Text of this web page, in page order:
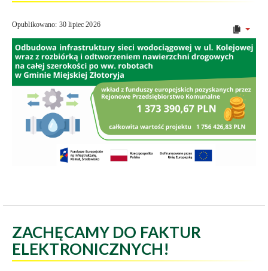
Opublikowano: 30 lipiec 2026
ZACHĘCAMY DO FAKTUR
ELEKTRONICZNYCH!